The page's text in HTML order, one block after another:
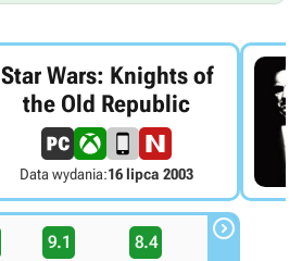
Star Wars: Knights of
the Old Republic
Data wydania:16 lipca 2003
9.1 8.4 